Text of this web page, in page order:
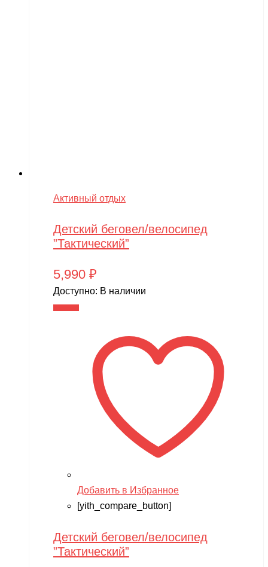
Активный отдых
Детский беговел/велосипед
”Тактический”
5,990 ₽
Доступно: В наличии
Добавить в Избранное
[yith_compare_button]
Детский беговел/велосипед
”Тактический”